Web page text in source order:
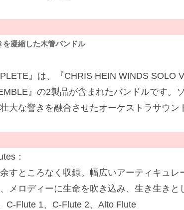
凝縮した木管バンドル
』は、『CHRIS HEIN WINDS SOLO
』の2製品が含まれたバンドルです。
大な響きを融合させたオーケストラサウン
：
すところなく収録。幅広いアーティキュレ
メロディーに生命を吹き込み、生き生きと
C-Flute 1、C-Flute 2、Alto Flute